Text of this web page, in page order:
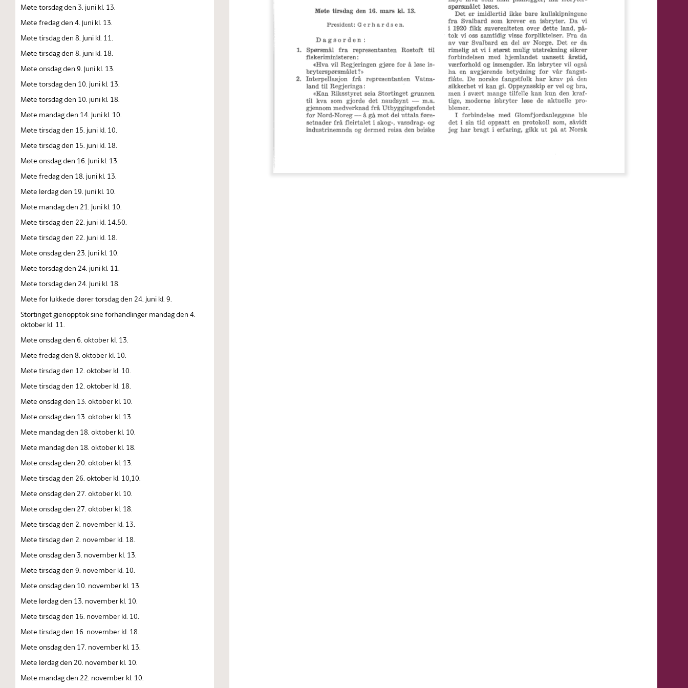
Møte torsdag den 3. juni kl. 13.
Møte fredag den 4. juni kl. 13.
Møte tirsdag den 8. juni kl. 11.
Møte tirsdag den 8. juni kl. 18.
Møte onsdag den 9. juni kl. 13.
Møte torsdag den 10. juni kl. 13.
Møte torsdag den 10. juni kl. 18.
Møte mandag den 14. juni kl. 10.
Møte tirsdag den 15. juni kl. 10.
Møte tirsdag den 15. juni kl. 18.
Møte onsdag den 16. juni kl. 13.
Møte fredag den 18. juni kl. 13.
Møte lørdag den 19. juni kl. 10.
Møte mandag den 21. juni kl. 10.
Møte tirsdag den 22. juni kl. 14.50.
Møte tirsdag den 22. juni kl. 18.
Møte onsdag den 23. juni kl. 10.
Møte torsdag den 24. juni kl. 11.
Møte torsdag den 24. juni kl. 18.
Møte for lukkede dører torsdag den 24. juni kl. 9.
Stortinget gjenopptok sine forhandlinger mandag den 4.
oktober kl. 11.
Møte onsdag den 6. oktober kl. 13.
Møte fredag den 8. oktober kl. 10.
Møte tirsdag den 12. oktober kl. 10.
Møte tirsdag den 12. oktober kl. 18.
Møte onsdag den 13. oktober kl. 10.
Møte onsdag den 13. oktober kl. 13.
Møte mandag den 18. oktober kl. 10.
Møte mandag den 18. oktober kl. 18.
Møte onsdag den 20. oktober kl. 13.
Møte tirsdag den 26. oktober kl. 10,10.
Møte onsdag den 27. oktober kl. 10.
Møte onsdag den 27. oktober kl. 18.
Møte tirsdag den 2. november kl. 13.
Møte tirsdag den 2. november kl. 18.
Møte onsdag den 3. november kl. 13.
Møte tirsdag den 9. november kl. 10.
Møte onsdag den 10. november kl. 13.
Møte lørdag den 13. november kl. 10.
Møte tirsdag den 16. november kl. 10.
Møte tirsdag den 16. november kl. 18.
Møte onsdag den 17. november kl. 13.
Møte lørdag den 20. november kl. 10.
Møte mandag den 22. november kl. 10.